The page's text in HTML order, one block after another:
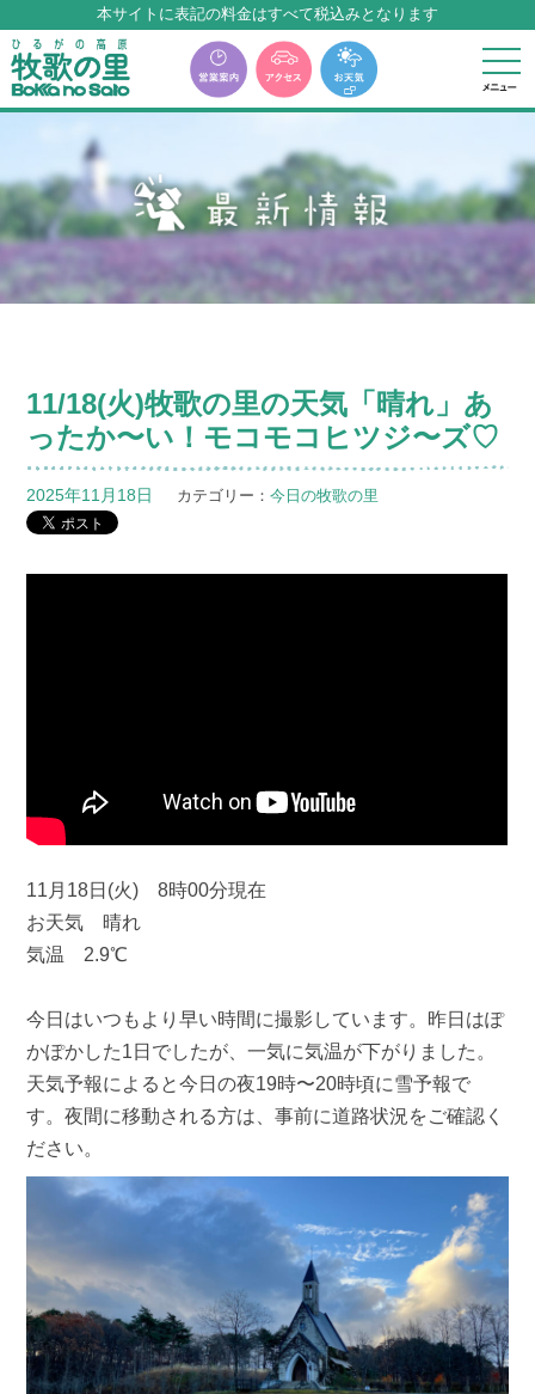
本サイトに表記の料金はすべて税込みとなります
牧歌の里温泉『牧華』は12月中旬まで休館いたします。
11/18(火)牧歌の里の天気「晴れ」あ
ったか〜い！モコモコヒツジ〜ズ♡
2025年11月18日 カテゴリー：今日の牧歌の里
11月18日(火) 8時00分現在
お天気 晴れ
気温 2.9℃
今日はいつもより早い時間に撮影しています。昨日はぽ
かぽかした1日でしたが、一気に気温が下がりました。
天気予報によると今日の夜19時〜20時頃に雪予報で
す。夜間に移動される方は、事前に道路状況をご確認く
ださい。